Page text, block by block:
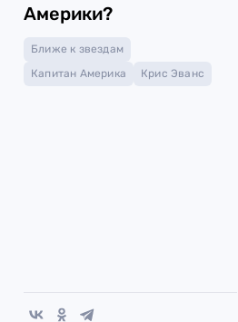
Америки?
Ближе к звездам
Капитан Америка
Крис Эванс